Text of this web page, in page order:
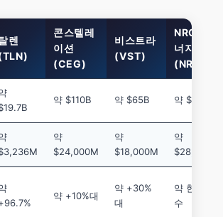
렌
콘스텔레
이션
(CEG)
비스트라
(VST)
NRG 에
너지
(NRG)
약 $110B 약 $65B 약 $30B
약
$24,000M
약
$18,000M
약
$28,000M
약 +10%대
약 +30%
대
약 한 자릿
수